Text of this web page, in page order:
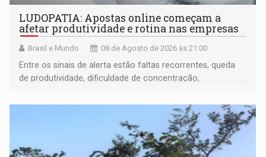
LUDOPATIA: Apostas online começam a
afetar produtividade e rotina nas empresas
Brasil e Mundo 08 de Agosto de 2026 às 21:00
Entre os sinais de alerta estão faltas recorrentes, queda
de produtividade, dificuldade de concentração,